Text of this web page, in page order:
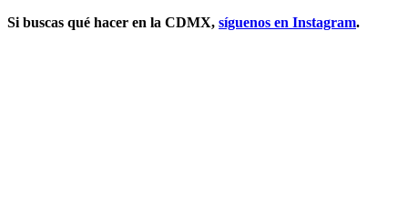
Si buscas qué hacer en la CDMX, síguenos en Instagram.